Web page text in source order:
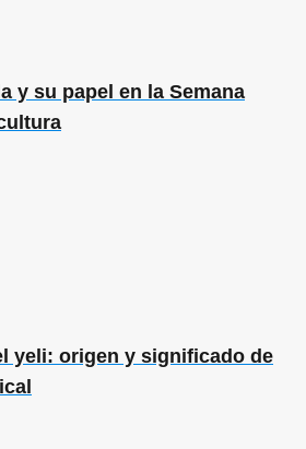
y su papel en la Semana
yeli: origen y significado de